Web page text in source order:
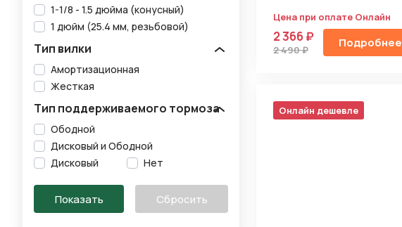
1-1/8 - 1.5 дюйма (конусный)
1 дюйм (25.4 мм, резьбовой)
Тип вилки
Амортизационная
Жесткая
Тип поддерживаемого тормоза
Ободной
Дисковый и Ободной
Дисковый
Нет
Цена при оплате Онлайн
2 366 ₽
2 490 ₽ Подробнее
Онлайн дешевле